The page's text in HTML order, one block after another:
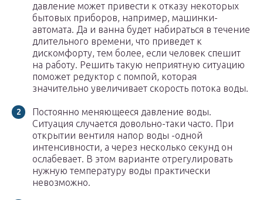
давление может привести к отказу некоторых
бытовых приборов, например, машинки-
автомата. Да и ванна будет набираться в течение
длительного времени, что приведет к
дискомфорту, тем более, если человек спешит
на работу. Решить такую неприятную ситуацию
поможет редуктор с помпой, которая
значительно увеличивает скорость потока воды.
Постоянно меняющееся давление воды.
Ситуация случается довольно-таки часто. При
открытии вентиля напор воды -одной
интенсивности, а через несколько секунд он
ослабевает. В этом варианте отрегулировать
нужную температуру воды практически
невозможно.